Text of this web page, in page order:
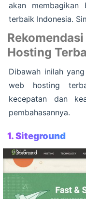
akan membagikan
terbaik Indonesia.
Hosting
Dibawah inilah
web hosting
kecepatan dan
pembahasannya.
1. Siteground